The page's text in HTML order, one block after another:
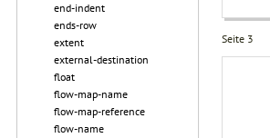
end-indent
ends-row
extent
external-destination
float
flow-map-name
flow-map-reference
flow-name
Seite 3